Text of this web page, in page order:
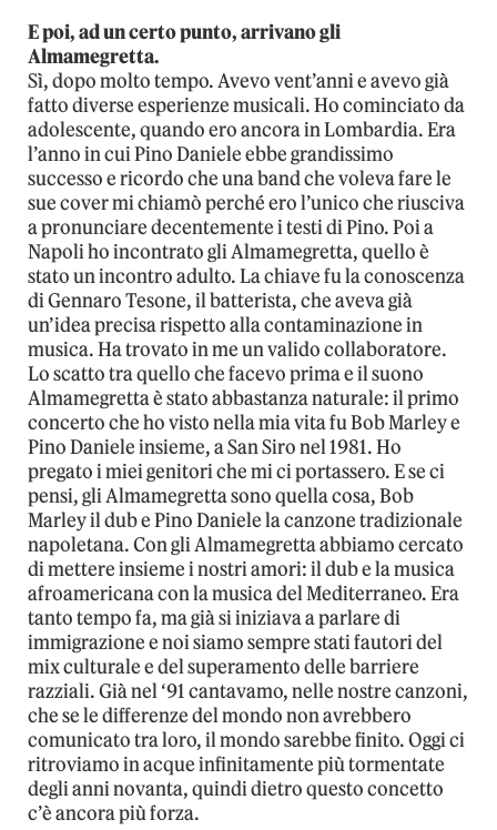
E poi, ad un certo punto, arrivano gli
Almamegretta.
Sì, dopo molto tempo. Avevo vent’anni e avevo già
fatto diverse esperienze musicali. Ho cominciato da
adolescente, quando ero ancora in Lombardia. Era
l’anno in cui Pino Daniele ebbe grandissimo
successo e ricordo che una band che voleva fare le
sue cover mi chiamò perché ero l’unico che riusciva
a pronunciare decentemente i testi di Pino. Poi a
Napoli ho incontrato gli Almamegretta, quello è
stato un incontro adulto. La chiave fu la conoscenza
di Gennaro Tesone, il batterista, che aveva già
un’idea precisa rispetto alla contaminazione in
musica. Ha trovato in me un valido collaboratore.
Lo scatto tra quello che facevo prima e il suono
Almamegretta è stato abbastanza naturale: il primo
concerto che ho visto nella mia vita fu Bob Marley e
Pino Daniele insieme, a San Siro nel 1981. Ho
pregato i miei genitori che mi ci portassero. E se ci
pensi, gli Almamegretta sono quella cosa, Bob
Marley il dub e Pino Daniele la canzone tradizionale
napoletana. Con gli Almamegretta abbiamo cercato
di mettere insieme i nostri amori: il dub e la musica
afroamericana con la musica del Mediterraneo. Era
tanto tempo fa, ma già si iniziava a parlare di
immigrazione e noi siamo sempre stati fautori del
mix culturale e del superamento delle barriere
razziali. Già nel ‘91 cantavamo, nelle nostre canzoni,
che se le differenze del mondo non avrebbero
comunicato tra loro, il mondo sarebbe finito. Oggi ci
ritroviamo in acque infinitamente più tormentate
degli anni novanta, quindi dietro questo concetto
c’è ancora più forza.